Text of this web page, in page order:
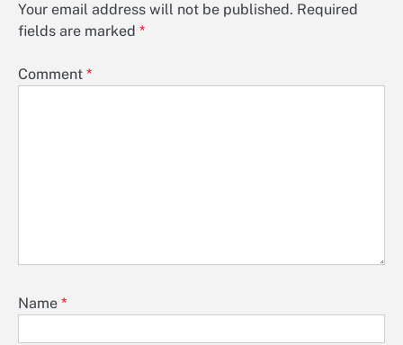
Your email address will not be published. Required
fields are marked *
Comment *
Name *